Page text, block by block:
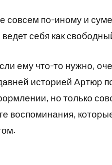
совсем по-иному и
себя как
ему что-то нужно,
историей Артюр
но только
воспоминания,